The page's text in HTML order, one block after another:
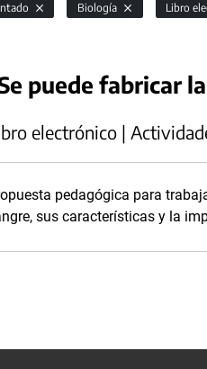
Biología Libro
puede fabricar
electrónico |
pedagógica para
sus características y la